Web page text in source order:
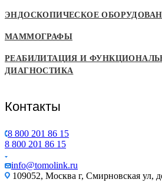
ЭНДОСКОПИЧЕСКОЕ
МАММОГРАФЫ
РЕАБИЛИТАЦИЯ И
ДИАГНОСТИКА
Контакты
8 800 201 86 15
8 800 201 86 15
info@tomolink.ru
109052, Москва г, Смирновская ул,